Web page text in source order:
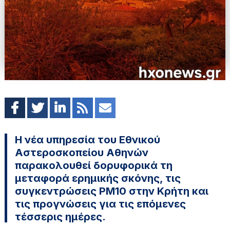
Η νέα υπηρεσία του Εθνικού
Αστεροσκοπείου Αθηνών
παρακολουθεί δορυφορικά τη
μεταφορά ερημικής σκόνης, τις
συγκεντρώσεις PM10 στην Κρήτη και
τις προγνώσεις για τις επόμενες
τέσσερις ημέρες.